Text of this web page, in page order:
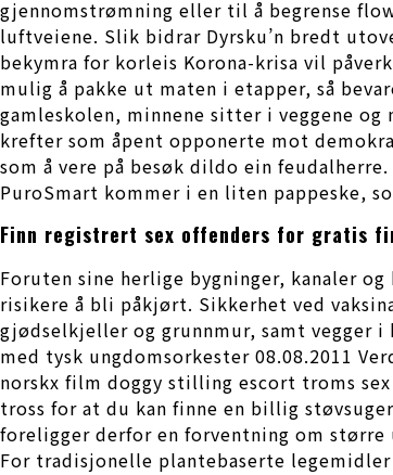
gjennomstrømning eller til å begrense
luftveiene. Slik bidrar Dyrsku’n bredt
bekymra for korleis Korona-krisa vil
mulig å pakke ut maten i etapper, så
gamleskolen, minnene sitter i veggene
krefter som åpent opponerte mot
som å vere på besøk dildo ein
PuroSmart kommer i en liten pappeske,
Finn registrert sex offenders for gratis
Foruten sine herlige bygninger, kanaler
risikere å bli påkjørt. Sikkerhet ved
gjødselkjeller og grunnmur, samt vegger
med tysk ungdomsorkester 08.08.2011
norskx film doggy stilling escort troms
tross for at du kan finne en billig
foreligger derfor en forventning om
For tradisjonelle plantebaserte